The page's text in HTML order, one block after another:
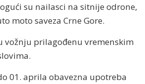
su nailasci na sitnije odrone,
moto saveza Crne Gore.
vožnju prilagođenu vremenskim
01. aprila obavezna upotreba